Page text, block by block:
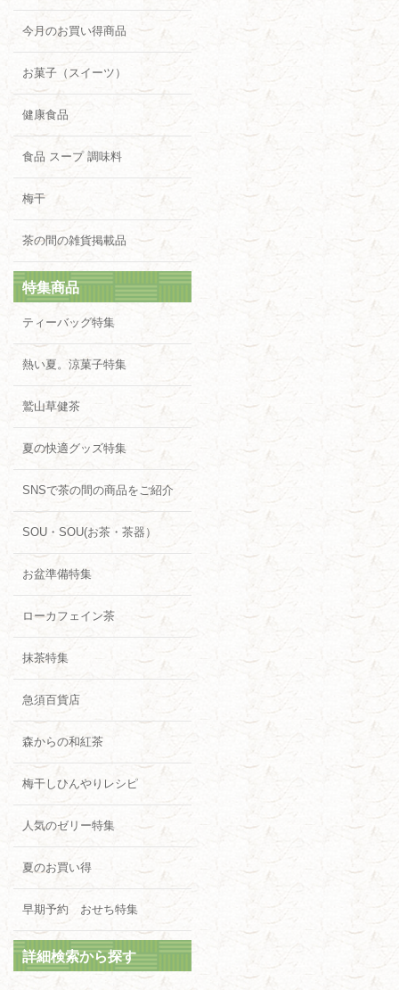
今月のお買い得商品
お菓子（スイーツ）
健康食品
食品 スープ 調味料
梅干
茶の間の雑貨掲載品
特集商品
ティーバッグ特集
熱い夏。涼菓子特集
鷲山草健茶
夏の快適グッズ特集
SNSで茶の間の商品をご紹介
SOU・SOU(お茶・茶器）
お盆準備特集
ローカフェイン茶
抹茶特集
急須百貨店
森からの和紅茶
梅干しひんやりレシピ
人気のゼリー特集
夏のお買い得
早期予約 おせち特集
詳細検索から探す